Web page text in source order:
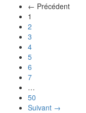
← Précédent
1
2
3
4
5
6
7
…
50
Suivant →